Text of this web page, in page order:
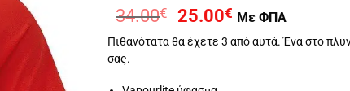
34.00€
Original
was:
25.00€Η
τιμή
Με ΦΠΑ
Πιθανότατα θα έχετε 3 από αυτά. Ένα στο
σας.